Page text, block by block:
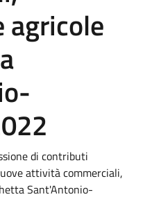
agricole
di contributi
attività commerciali,
Sant'Antonio-